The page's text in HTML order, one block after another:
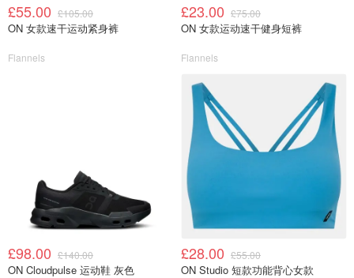
£55.00 £105.00
ON 女款速干运动紧身裤
Flannels
£23.00 £75.00
ON 女款运动速干健身短裤
Flannels
£98.00 £140.00
ON Cloudpulse 运动鞋 灰色
£28.00 £55.00
ON Studio 短款功能背心女款